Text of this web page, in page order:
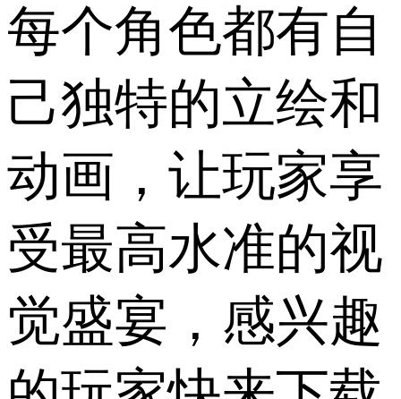
每个角色都有自
己独特的立绘和
动画，让玩家享
受最高水准的视
觉盛宴，感兴趣